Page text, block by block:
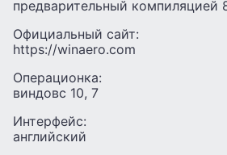
предварительный компиляцией
Официальный сайт:
https://winaero.com
Операционка:
виндовс 10, 7
Интерфейс:
английский